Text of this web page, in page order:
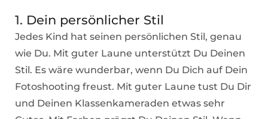
1. Dein persönlicher Stil
Jedes Kind hat seinen persönlichen Stil, genau
wie Du. Mit guter Laune unterstützt Du Deinen
Stil. Es wäre wunderbar, wenn Du Dich auf Dein
Fotoshooting freust. Mit guter Laune tust Du Dir
und Deinen Klassenkameraden etwas sehr